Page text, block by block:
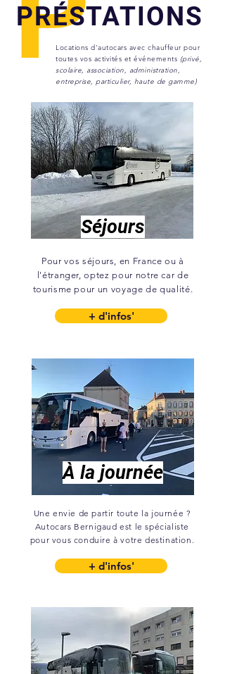
Locations d'autocars avec chauffeur pour
toutes vos activités et événements (privé,
scolaire, association, administration,
entreprise, particulier, haute de gamme)
PRÉSTATIONS
Séjours
Pour vos séjours, en France ou à
l'étranger, optez pour notre car de
tourisme pour un voyage de qualité.
+ d'infos'
À la journée
Une envie de partir toute la journée ?
Autocars Bernigaud est le spécialiste
pour vous conduire à votre destination.
+ d'infos'